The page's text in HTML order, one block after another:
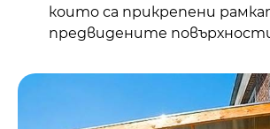
които са прикрепени
предвидените